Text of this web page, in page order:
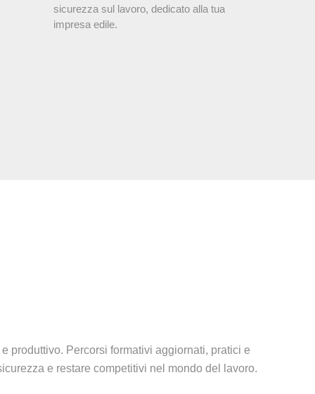
sicurezza sul lavoro, dedicato alla tua
impresa edile.
produttivo. Percorsi formativi aggiornati, pratici e
e restare competitivi nel mondo del lavoro.